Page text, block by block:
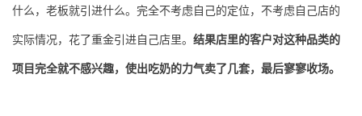
什么，老板就引进什么。完全不考虑自己的定位，不考虑自己店的
实际情况，花了重金引进自己店里。 结果店里的客户对这种品类的
项目完全就不感兴趣，使出吃奶的力气卖了几套，最后寥寥收场。